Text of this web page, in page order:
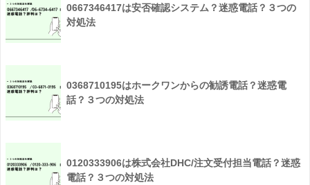
0667346417は安否確認システム？迷惑電話？３つの
対処法
0368710195はホークワンからの勧誘電話？迷惑電
話？３つの対処法
0120333906は株式会社DHC/注文受付担当電話？迷惑
電話？３つの対処法